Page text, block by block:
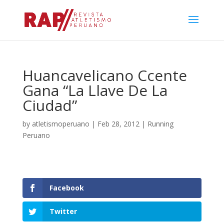
Huancavelicano Ccente
Gana “La Llave De La
Ciudad”
by atletismoperuano | Feb 28, 2012| Running
Peruano
Facebook
Twitter